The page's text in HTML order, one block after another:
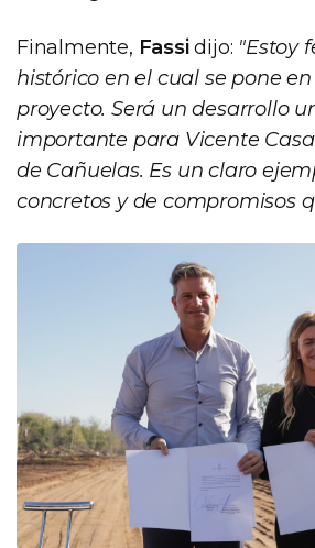
Finalmente, Fassidijo: "Estoy
histórico en el cual se pone
proyecto. Será un desarrollo
importante para Vicente
de Cañuelas. Es un claro
concretos y de compromisos